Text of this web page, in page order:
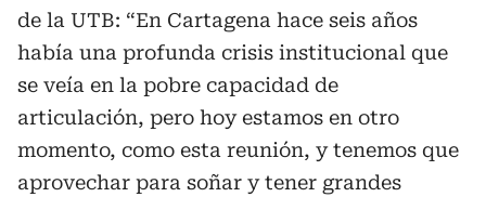
de la UTB: “En Cartagena hace seis años
había una profunda crisis institucional que
se veía en la pobre capacidad de
articulación, pero hoy estamos en otro
momento, como esta reunión, y tenemos que
aprovechar para soñar y tener grandes